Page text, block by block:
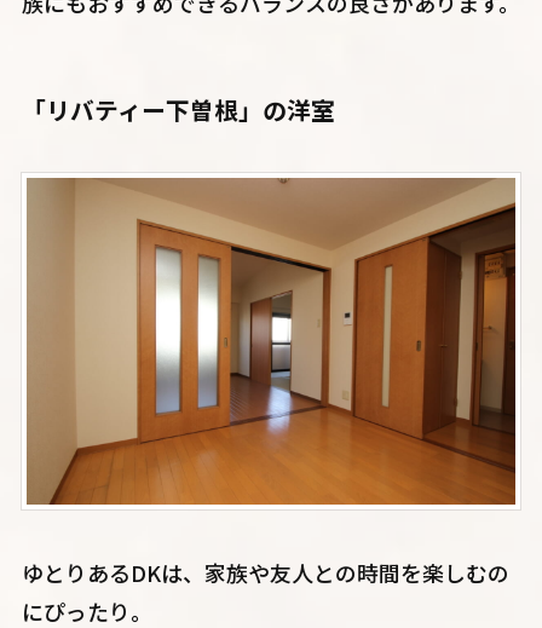
「リバティー下曽根」の洋室
ゆとりあるDKは、家族や友人との時間を楽しむの
にぴったり。